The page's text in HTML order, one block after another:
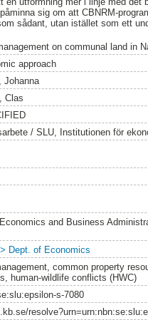
sig om att CBNRM-
sådant, utan istället som ett
on communal land in
approach
Johanna
Clas
/ SLU, Institutionen för
and Business
Dept. of Economics
common property
human-wildlife conflicts (HWC)
s-7080